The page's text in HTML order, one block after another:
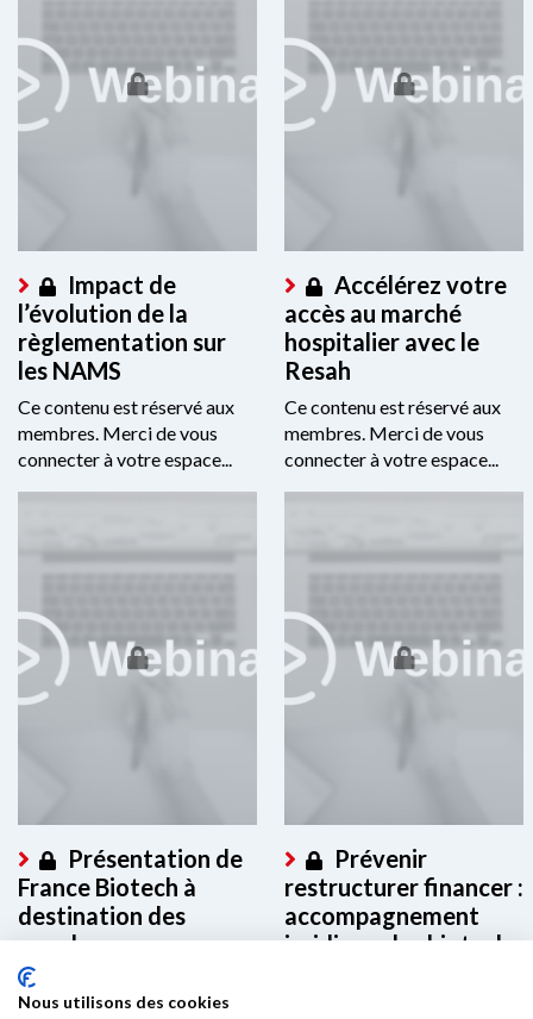
Impact de
l’évolution de la
règlementation sur
les NAMS
Ce contenu est réservé aux
membres. Merci de vous
connecter à votre espace...
Accélérez votre
accès au marché
hospitalier avec le
Resah
Ce contenu est réservé aux
membres. Merci de vous
connecter à votre espace...
Présentation de
France Biotech à
destination des
membres
Ce contenu est réservé aux
membres. Merci de vous
Prévenir
restructurer financer :
accompagnement
juridique des biotech
Nous utilisons des cookies